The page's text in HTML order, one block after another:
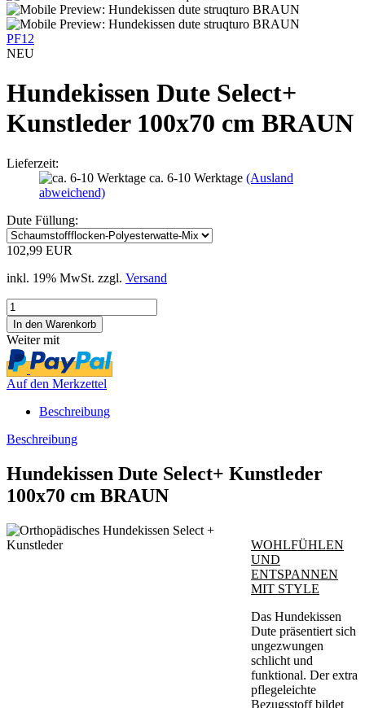
PF12
NEU
Hundekissen Dute Select+
Kunstleder 100x70 cm BRAUN
Lieferzeit:
ca. 6-10 Werktage (Ausland
abweichend)
Dute Füllung:
102,99 EUR
inkl. 19% MwSt. zzgl. Versand
Weiter mit
Auf den Merkzettel
Beschreibung
Beschreibung
Hundekissen Dute Select+ Kunstleder
100x70 cm BRAUN
WOHLFÜHLEN
UND
ENTSPANNEN
MIT STYLE
Das Hundekissen
Dute präsentiert sich
ungezwungen
schlicht und
funktional. Der extra
pflegeleichte
Bezugsstoff bildet